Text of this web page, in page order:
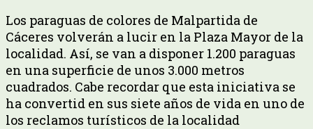
Los paraguas de colores de Malpartida de
Cáceres volverán a lucir en la Plaza Mayor de la
localidad. Así, se van a disponer 1.200 paraguas
en una superficie de unos 3.000 metros
cuadrados. Cabe recordar que esta iniciativa se
ha convertid en sus siete años de vida en uno de
los reclamos turísticos de la localidad